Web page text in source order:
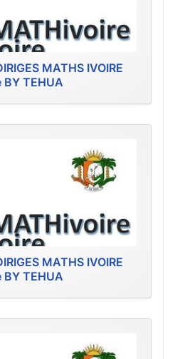
MATHS IVOIRE
BY TEHUA
MATHS IVOIRE
BY TEHUA